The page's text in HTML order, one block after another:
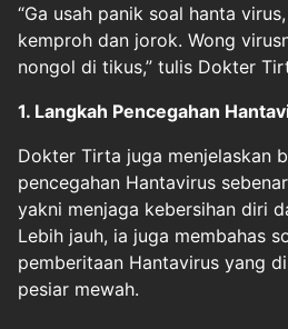
“Ga usah panik soal hanta
kemproh dan jorok. Wong
nongol di tikus,” tulis Dokter
1. Langkah Pencegahan
Dokter Tirta juga menjelaskan
pencegahan Hantavirus
yakni menjaga kebersihan diri
Lebih jauh, ia juga membahas
pemberitaan Hantavirus yang
pesiar mewah.